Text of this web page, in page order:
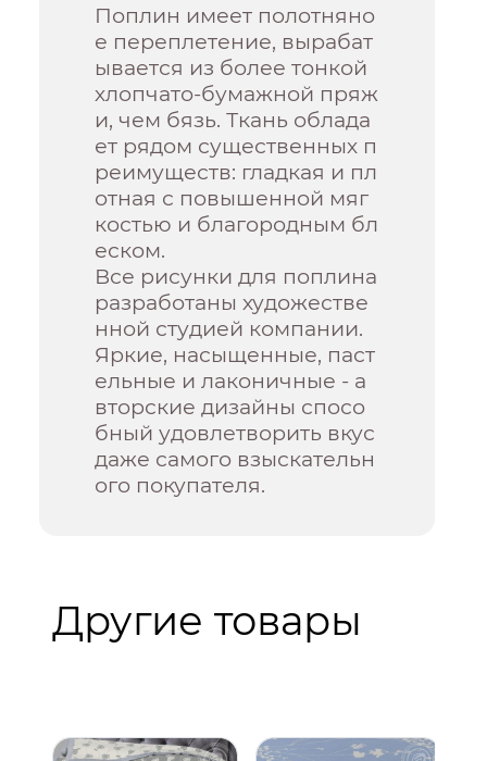
Поплин имеет полотняно
е переплетение, вырабат
ывается из более тонкой
хлопчато-бумажной пряж
и, чем бязь. Ткань облада
ет рядом существенных п
реимуществ: гладкая и пл
отная с повышенной мяг
костью и благородным бл
еском.
Все рисунки для поплина
разработаны художестве
нной студией компании.
Яркие, насыщенные, паст
ельные и лаконичные - а
вторские дизайны спосо
бный удовлетворить вкус
даже самого взыскательн
ого покупателя.
Другие товары